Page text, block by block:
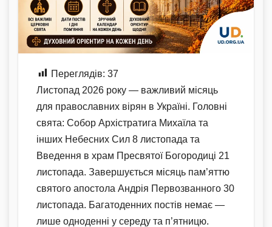
Переглядів: 37
Листопад 2026 року — важливий місяць
для православних вірян в Україні. Головні
свята: Собор Архістратига Михаїла та
інших Небесних Сил 8 листопада та
Введення в храм Пресвятої Богородиці 21
листопада. Завершується місяць пам’яттю
святого апостола Андрія Первозванного 30
листопада. Багатоденних постів немає —
лише одноденні у середу та п’ятницю.